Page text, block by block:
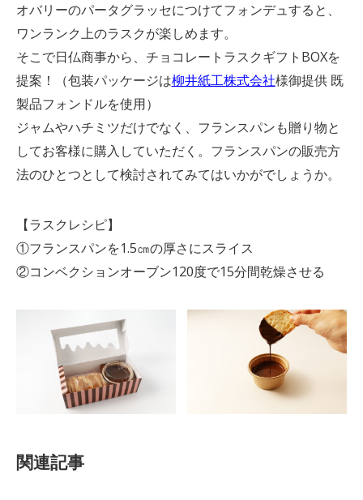
オバリーのパータグラッセにつけてフォンデュすると、
ワンランク上のラスクが楽しめます。
そこで日仏商事から、チョコレートラスクギフトBOXを
提案！（包装パッケージは柳井紙工株式会社様御提供 既
製品フォンドルを使用）
ジャムやハチミツだけでなく、フランスパンも贈り物と
してお客様に購入していただく。フランスパンの販売方
法のひとつとして検討されてみてはいかがでしょうか。
【ラスクレシピ】
①フランスパンを1.5㎝の厚さにスライス
②コンベクションオーブン120度で15分間乾燥させる
関連記事